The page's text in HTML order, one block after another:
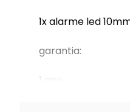
1x alarme led
garantia:
1 ano